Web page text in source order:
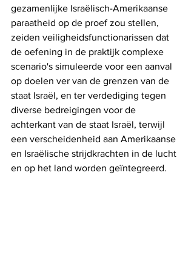
gezamenlijke Israëlisch-Amerikaanse
paraatheid op de proef zou stellen,
zeiden veiligheidsfunctionarissen dat
de oefening in de praktijk complexe
scenario's simuleerde voor een aanval
op doelen ver van de grenzen van de
staat Israël, en ter verdediging tegen
diverse bedreigingen voor de
achterkant van de staat Israël, terwijl
een verscheidenheid aan Amerikaanse
en Israëlische strijdkrachten in de lucht
en op het land worden geïntegreerd.